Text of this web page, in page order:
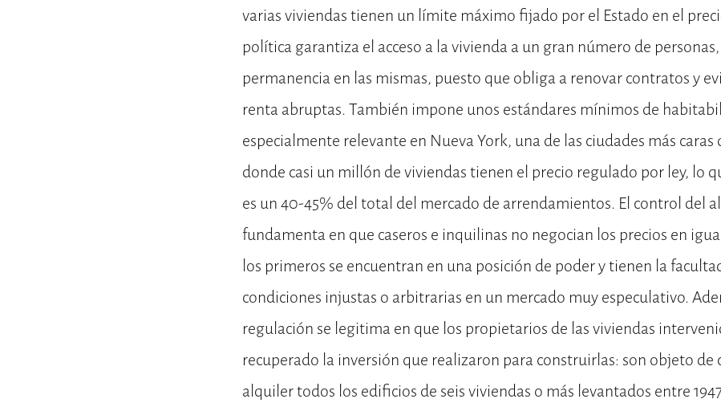
varias viviendas tienen un límite máximo fijado por el Estado en el
política garantiza el acceso a la vivienda a un gran número de
permanencia en las mismas, puesto que obliga a renovar contratos y
renta abruptas. También impone unos estándares mínimos de
especialmente relevante en Nueva York, una de las ciudades más caras
donde casi un millón de viviendas tienen el precio regulado por ley, lo
es un 40-45% del total del mercado de arrendamientos. El control del
fundamenta en que caseros e inquilinas no negocian los precios en
los primeros se encuentran en una posición de poder y tienen la
condiciones injustas o arbitrarias en un mercado muy especulativo.
regulación se legitima en que los propietarios de las viviendas
recuperado la inversión que realizaron para construirlas: son objeto de
alquiler todos los edificios de seis viviendas o más levantados entre 1947